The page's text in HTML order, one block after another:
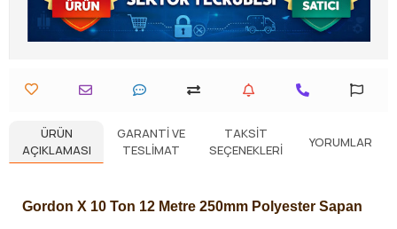
ÜRÜN
AÇIKLAMASI
GARANTI VE
TESLIMAT
TAKSIT
SEÇENEKLERI
YORUMLAR
Gordon X 10 Ton 12 Metre 250mm Polyester Sapan